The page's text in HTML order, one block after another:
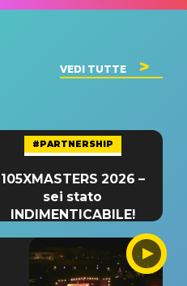
VEDI TUTTE
#PARTNERSHIP
105XMASTERS 2026 –
sei stato
INDIMENTICABILE!